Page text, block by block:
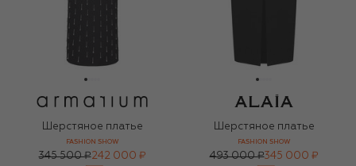
Шерстяное платье
FASHION SHOW
345 500 ₽242 000 ₽
Шерстяное платье
FASHION SHOW
493 000 ₽345 000 ₽